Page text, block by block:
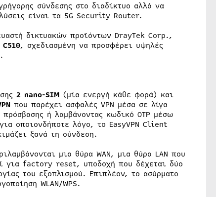
σύνδεσης στο διαδίκτυο αλλά να
είναι τα 5G Security Router.
δικτυακών προϊόντων DrayTek Corp.,
, σχεδιασμένη να προσφέρει υψηλές
2 nano-SIM(μία ενεργή κάθε φορά) και
που παρέχει ασφαλές VPN μέσα σε λίγα
ή λαμβάνοντας κωδικό OTP μέσω
οποιονδήποτε λόγο, το EasyVPN Client
ξανά τη σύνδεση.
μια θύρα WAN, μια θύρα LAN που
για factory reset, υποδοχή που δέχεται δύο
του εξοπλισμού. Επιπλέον, το ασύρματο
WLAN/WPS.